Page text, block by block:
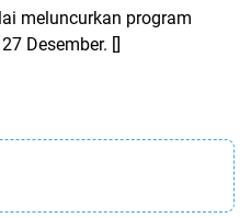
meluncurkan program
Desember. []